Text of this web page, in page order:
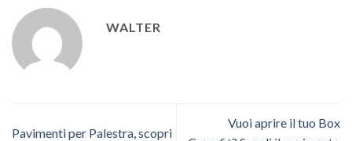
WALTER
Pavimenti per Palestra, scopri
Vuoi aprire il tuo Box